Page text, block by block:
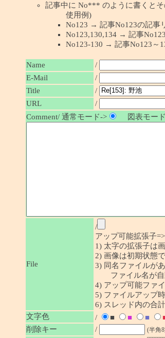
記事中に No*** のように書くと
使用例)
No123 → 記事No123の記事
No123,130,134 → 記事
No123-130 → 記事No123～
Name
/
E-Mail
/
Title
/
URL
/
Comment/ 通常モード->
図表モー
File
/
アップ可能拡張子
1) 太字の拡張子は
2) 画像は初期状態
3) 同名ファイルが
ファイル名が自
4) アップ可能ファ
5) ファイルアップ
6) スレッド内の合
文字色
/ ■ ■ ■
削除キー
/ (半角